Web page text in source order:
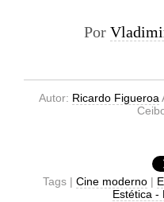
Por
Autor: Ricardo Figueroa
Tags | Cine moderno |
Estética -